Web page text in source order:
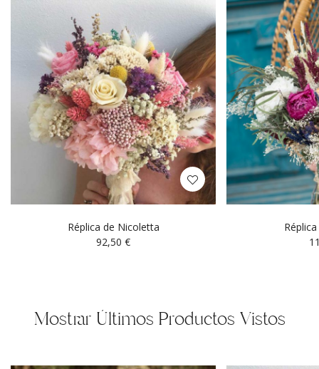
Réplica de Nicoletta
92,50 €
Mostrar Últimos Productos Vistos